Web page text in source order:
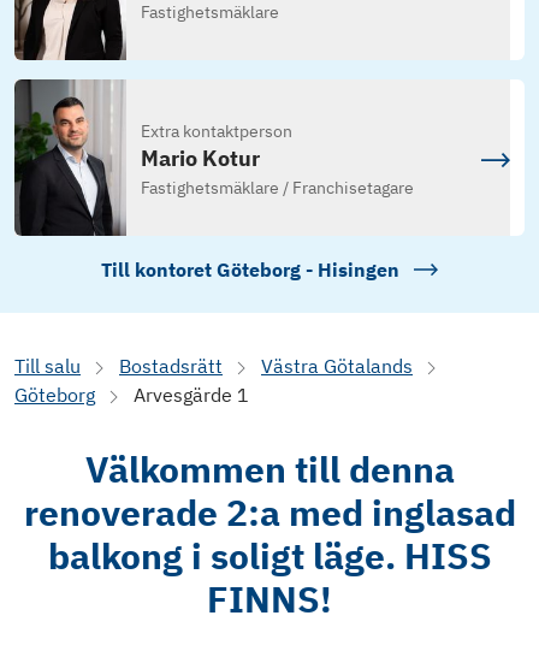
Fastighetsmäklare
Extra kontaktperson
Mario Kotur
Fastighetsmäklare / Franchisetagare
Till kontoret Göteborg - Hisingen
Till salu Bostadsrätt
Västra Götalands
Göteborg
Arvesgärde 1
Välkommen till denna
renoverade 2:a med inglasad
balkong i soligt läge. HISS
FINNS!